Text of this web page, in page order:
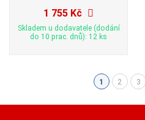
1 755 Kč
Skladem u dodavatele (dodání
do 10 prac. dnů): 12 ks
1(aktuální)
2 3